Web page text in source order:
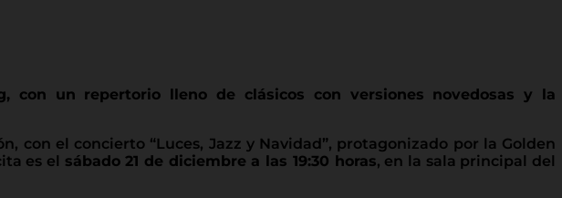
un repertorio lleno de clásicos con versiones novedosas y la
con el concierto “Luces, Jazz y Navidad”, protagonizado por la Golden
es el sábado 21 de diciembre a las 19:30 horas, en la sala principal del